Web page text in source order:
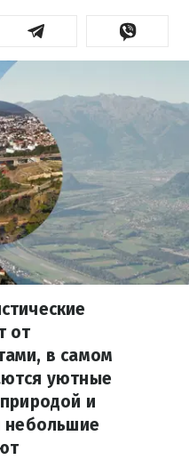
от
в самом
уютные
и
небольшие